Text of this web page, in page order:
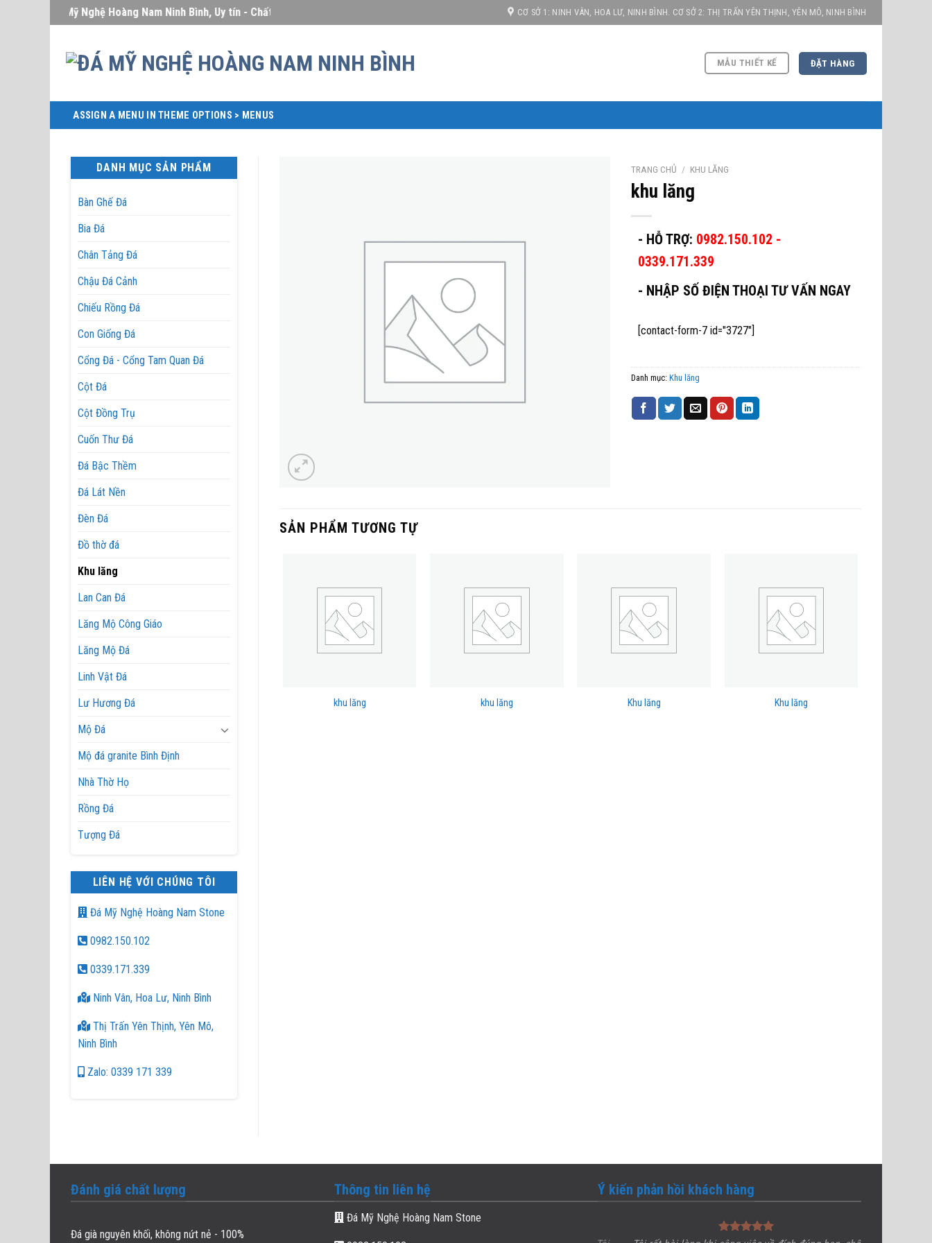
to
Đá Mỹ Nghệ Hoàng Nam Ninh Bình, Uy tín - Chất lượng - Giá cạnh tranh! CƠ SỞ 1: NINH VÂN, HOA LƯ, NINH BÌNH. CƠ SỞ 2: THỊ TRẤN YÊN THỊNH, YÊN MÔ, NINH BÌNH
MẪU THIẾT KẾ ĐẶT HÀNG
ASSIGN A MENU IN THEME OPTIONS > MENUS
DANH MỤC SẢN PHẨM
Bàn Ghế Đá
Bia Đá
Chân Tảng Đá
Chậu Đá Cảnh
Chiếu Rồng Đá
Con Giống Đá
Cổng Đá - Cổng Tam Quan Đá
Cột Đá
Cột Đồng Trụ
Cuốn Thư Đá
Đá Bậc Thềm
Đá Lát Nền
Đèn Đá
Đồ thờ đá
Khu lăng
Lan Can Đá
Lăng Mộ Công Giáo
Lăng Mộ Đá
Linh Vật Đá
Lư Hương Đá
Mộ Đá
Mộ đá granite Bình Định
Nhà Thờ Họ
Rồng Đá
Tượng Đá
LIÊN HỆ VỚI CHÚNG TÔI
Đá Mỹ Nghệ Hoàng Nam Stone
0982.150.102
0339.171.339
Ninh Vân, Hoa Lư, Ninh Bình
Thị Trấn Yên Thịnh, Yên Mô,
Ninh Bình
Zalo: 0339 171 339
TRANG CHỦ / KHU LĂNG
khu lăng
- HỖ TRỢ: 0982.150.102 -
0339.171.339
- NHẬP SỐ ĐIỆN THOẠI TƯ VẤN NGAY
[contact-form-7 id="3727"]
Danh mục: Khu lăng
SẢN PHẨM TƯƠNG TỰ
khu lăng khu lăng Khu lăng Khu lăng
Đánh giá chất lượng
Đá già nguyên khối, không nứt nẻ - 100%
Thông tin liên hệ
Đá Mỹ Nghệ Hoàng Nam Stone
Ý kiến phản hồi khách hàng